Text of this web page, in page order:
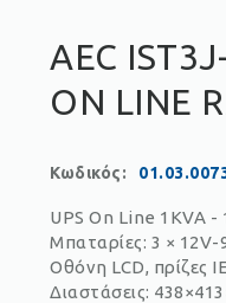
AEC
ON LINE
Κωδικός:
UPS On Line 1KVA -
Μπαταρίες: 3 × 12V-
Οθόνη LCD, πρίζες
Διαστάσεις: